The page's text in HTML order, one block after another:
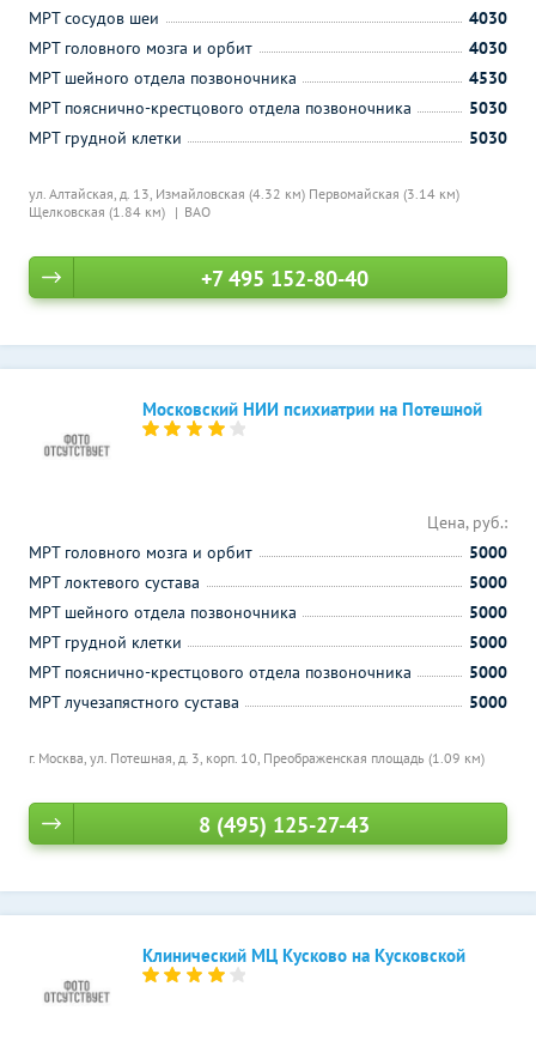
ул. Алтайская, д. 13, Измайловская (4.32 км) Первомайская (3.14 км)
Щелковская (1.84 км)
ВАО
МРТ сосудов шеи
4030
МРТ головного мозга и орбит
4030
МРТ шейного отдела позвоночника
4530
МРТ пояснично-крестцового отдела позвоночника
5030
МРТ грудной клетки
5030
+7 495 152-80-40
Московский НИИ психиатрии на Потешной
г. Москва, ул. Потешная, д. 3, корп. 10, Преображенская площадь (1.09 км)
Цена, руб.:
МРТ головного мозга и орбит
5000
МРТ локтевого сустава
5000
МРТ шейного отдела позвоночника
5000
МРТ грудной клетки
5000
МРТ пояснично-крестцового отдела позвоночника
5000
МРТ лучезапястного сустава
5000
8 (495) 125-27-43
Клинический МЦ Кусково на Кусковской